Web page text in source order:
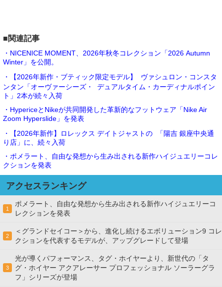
■関連記事
・NICENICE MOMENT、2026年秋冬コレクション「2026 Autumn
Winter」を公開。
・【2026年新作・ブティック限定モデル】 ヴァシュロン・コンスタ
ンタン「オーヴァーシーズ・ デュアルタイム・カーディナルポイン
ト」2本が続々入荷
・HypericeとNikeが共同開発した革新的なフットウェア「Nike Air
Zoom Hyperslide」を発表
・【2026年新作】ロレックス デイトジャストの 「陽吉 銀座中央通
り店」に、続々入荷
・ポメラート、自由な発想から生み出される新作ハイジュエリーコレ
クションを発表
アクセスランキング
1
ポメラート、自由な発想から生み出される新作ハイジュエリーコ
レクションを発表
2
＜グランドセイコー＞から、進化し続けるエボリューション9 コレ
クションを代表するモデルが、アップグレードして登場
3
光が導くパフォーマンス、タグ・ホイヤーより、新世代の「タ
グ・ホイヤー アクアレーサー プロフェッショナル ソーラーグラ
フ」シリーズが登場